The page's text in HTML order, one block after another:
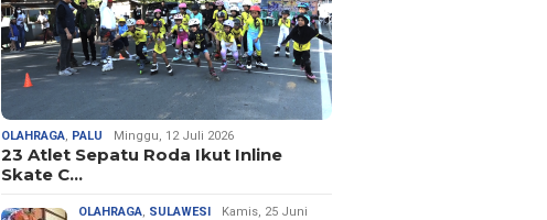
OLAHRAGA PALU Minggu, 12 Juli 2026
23 Atlet Sepatu Roda Ikut Inline
Skate C…
OLAHRAGA SULAWESI
Kamis, 25 Juni